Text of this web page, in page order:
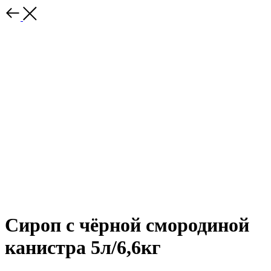
Сироп с чёрной смородиной
канистра 5л/6,6кг